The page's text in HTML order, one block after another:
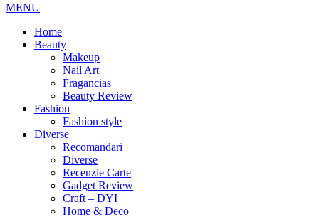
MENU
Home
Beauty
Makeup
Nail Art
Fragancias
Beauty Review
Fashion
Fashion style
Diverse
Recomandari
Diverse
Recenzie Carte
Gadget Review
Craft – DYI
Home & Deco